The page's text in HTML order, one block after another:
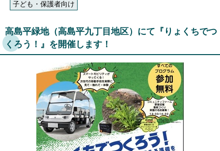
子ども・保護者向け
高島平緑地（高島平九丁目地区）にて『りょくちでつ
くろう！』を開催します！